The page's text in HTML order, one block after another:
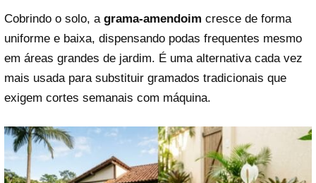
Cobrindo o solo, a grama-amendoim cresce de forma
uniforme e baixa, dispensando podas frequentes mesmo
em áreas grandes de jardim. É uma alternativa cada vez
mais usada para substituir gramados tradicionais que
exigem cortes semanais com máquina.